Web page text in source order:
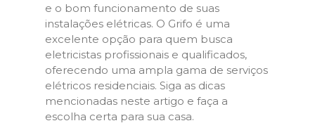
e o bom funcionamento de suas
instalações elétricas. O Grifo é uma
excelente opção para quem busca
eletricistas profissionais e qualificados,
oferecendo uma ampla gama de serviços
elétricos residenciais. Siga as dicas
mencionadas neste artigo e faça a
escolha certa para sua casa.